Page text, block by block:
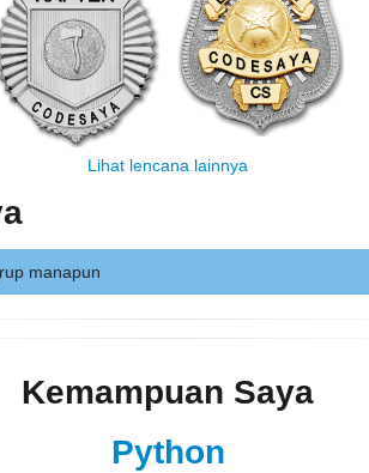
Lihat lencana lainnya
manapun
Kemampuan Saya
Python